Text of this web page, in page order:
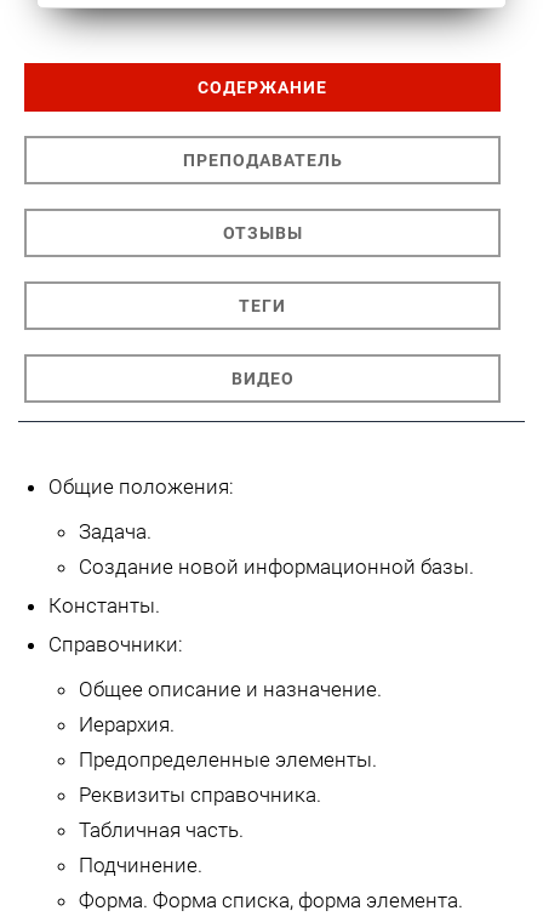
СОДЕРЖАНИЕ
ПРЕПОДАВАТЕЛЬ
ОТЗЫВЫ
ТЕГИ
ВИДЕО
Общие положения:
Задача.
Создание новой информационной базы.
Константы.
Справочники:
Общее описание и назначение.
Иерархия.
Предопределенные элементы.
Реквизиты справочника.
Табличная часть.
Подчинение.
Форма. Форма списка, форма элемента.